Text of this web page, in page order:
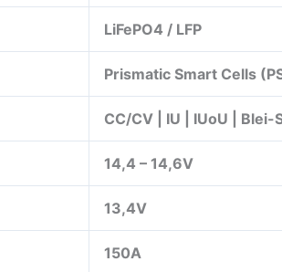
LiFePO4 / LFP
Prismatic Smart Cells
CC/CV | IU | IUoU | Blei-
14,4 – 14,6V
13,4V
150A